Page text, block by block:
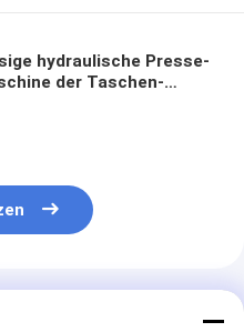
hydraulische Presse-
der Taschen-